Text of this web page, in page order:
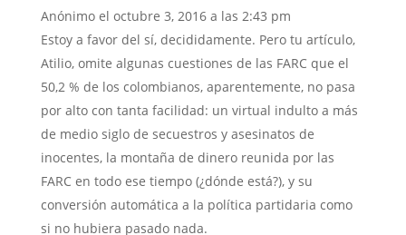
Anónimo el octubre 3, 2016 a las 2:43 pm
Estoy a favor del sí, decididamente. Pero tu artículo,
Atilio, omite algunas cuestiones de las FARC que el
50,2 % de los colombianos, aparentemente, no pasa
por alto con tanta facilidad: un virtual indulto a más
de medio siglo de secuestros y asesinatos de
inocentes, la montaña de dinero reunida por las
FARC en todo ese tiempo (¿dónde está?), y su
conversión automática a la política partidaria como
si no hubiera pasado nada.